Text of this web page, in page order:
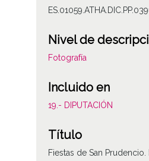
Nivel de
Fotografía
Incluido en
19.- DIPUTACIÓN
Título
Fiestas de San Prudencio.